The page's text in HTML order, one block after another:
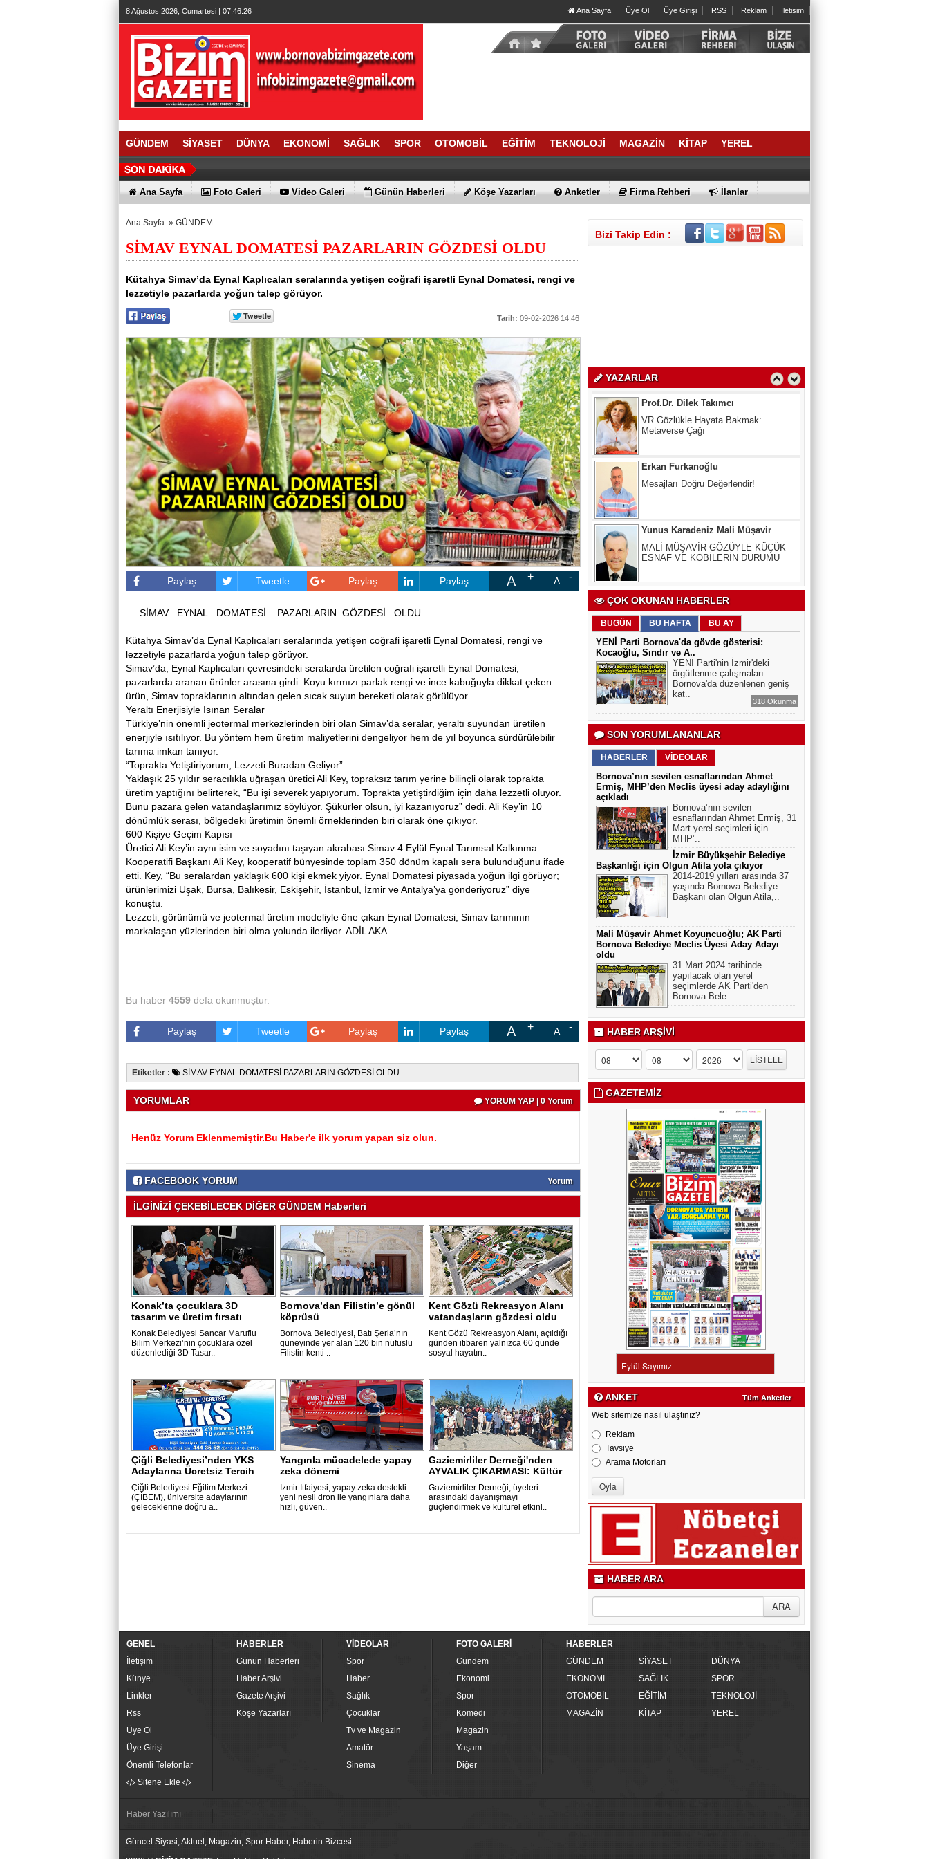
8 Ağustos 2026, Cumartesi | 07:46:27 Ana Sayfa Üye Ol Üye Girişi RSS Reklam İletisim
GÜNDEM SİYASET DÜNYA EKONOMİ SAĞLIK SPOR OTOMOBİL EĞİTİM TEKNOLOJİ MAGAZİN KİTAP YEREL
Ana Sayfa Foto Galeri Video Galeri Günün Haberleri Köşe Yazarları Anketler Firma Rehberi İlanlar
Ana Sayfa » GÜNDEM
SİMAV EYNAL DOMATESİ PAZARLARIN GÖZDESİ OLDU
Kütahya Simav’da Eynal Kaplıcaları seralarında yetişen coğrafi işaretli Eynal Domatesi, rengi ve
lezzetiyle pazarlarda yoğun talep görüyor.
Tarih: 09-02-2026 14:46
Paylaş Tweetle Paylaş Paylaş A A
SİMAV EYNAL DOMATESİ PAZARLARIN GÖZDESİ OLDU
Kütahya Simav’da Eynal Kaplıcaları seralarında yetişen coğrafi işaretli Eynal Domatesi, rengi ve
lezzetiyle pazarlarda yoğun talep görüyor.
Simav’da, Eynal Kaplıcaları çevresindeki seralarda üretilen coğrafi işaretli Eynal Domatesi,
pazarlarda aranan ürünler arasına girdi. Koyu kırmızı parlak rengi ve ince kabuğuyla dikkat çeken
ürün, Simav topraklarının altından gelen sıcak suyun bereketi olarak görülüyor.
Yeraltı Enerjisiyle Isınan Seralar
Türkiye’nin önemli jeotermal merkezlerinden biri olan Simav’da seralar, yeraltı suyundan üretilen
enerjiyle ısıtılıyor. Bu yöntem hem üretim maliyetlerini dengeliyor hem de yıl boyunca sürdürülebilir
tarıma imkan tanıyor.
“Toprakta Yetiştiriyorum, Lezzeti Buradan Geliyor”
Yaklaşık 25 yıldır seracılıkla uğraşan üretici Ali Key, topraksız tarım yerine bilinçli olarak toprakta
üretim yaptığını belirterek, “Bu işi severek yapıyorum. Toprakta yetiştirdiğim için daha lezzetli oluyor.
Bunu pazara gelen vatandaşlarımız söylüyor. Şükürler olsun, iyi kazanıyoruz” dedi. Ali Key’in 10
dönümlük serası, bölgedeki üretimin önemli örneklerinden biri olarak öne çıkıyor.
600 Kişiye Geçim Kapısı
Üretici Ali Key’in aynı isim ve soyadını taşıyan akrabası Simav 4 Eylül Eynal Tarımsal Kalkınma
Kooperatifi Başkanı Ali Key, kooperatif bünyesinde toplam 350 dönüm kapalı sera bulunduğunu ifade
etti. Key, “Bu seralardan yaklaşık 600 kişi ekmek yiyor. Eynal Domatesi piyasada yoğun ilgi görüyor;
ürünlerimizi Uşak, Bursa, Balıkesir, Eskişehir, İstanbul, İzmir ve Antalya’ya gönderiyoruz” diye
konuştu.
Lezzeti, görünümü ve jeotermal üretim modeliyle öne çıkan Eynal Domatesi, Simav tarımının
markalaşan yüzlerinden biri olma yolunda ilerliyor. ADİL AKA
Bu haber 4559 defa okunmuştur.
Paylaş Tweetle Paylaş Paylaş A A
Etiketler : SİMAV EYNAL DOMATESİ PAZARLARIN GÖZDESİ OLDU
YORUMLAR YORUM YAP | 0 Yorum
Henüz Yorum Eklenmemiştir.Bu Haber'e ilk yorum yapan siz olun.
FACEBOOK YORUM Yorum
İLGİNİZİ ÇEKEBİLECEK DİĞER GÜNDEM Haberleri
Konak’ta çocuklara 3D
tasarım ve üretim fırsatı
Konak Belediyesi Sancar Maruflu
Bilim Merkezi’nin çocuklara özel
düzenlediği 3D Tasar..
Bornova’dan Filistin’e gönül
köprüsü
Bornova Belediyesi, Batı Şeria’nın
güneyinde yer alan 120 bin nüfuslu
Filistin kenti ..
Kent Gözü Rekreasyon Alanı
vatandaşların gözdesi oldu
Kent Gözü Rekreasyon Alanı, açıldığı
günden itibaren yalnızca 60 günde
sosyal hayatın..
Çiğli Belediyesi’nden YKS
Adaylarına Ücretsiz Tercih
Danışma..
Çiğli Belediyesi Eğitim Merkezi
(ÇİBEM), üniversite adaylarının
geleceklerine doğru a..
Yangınla mücadelede yapay
zeka dönemi
İzmir İtfaiyesi, yapay zeka destekli
yeni nesil dron ile yangınlara daha
hızlı, güven..
Gaziemirliler Derneği'nden
AYVALIK ÇIKARMASI: Kültür
ve Dost..
Gaziemirliler Derneği, üyeleri
arasındaki dayanışmayı
güçlendirmek ve kültürel etkinl..
Bizi Takip Edin :
YAZARLAR
Arslan Keskin
ELEKTRİKLİ SCOOTERLAR
KOLTUK SALTANATINA GELECEK?
Bornova’dan bir Halil Atila abi; geldi,
geçti…
SELAHATTİN DAVER
2021 YAZINDAN NE ÖĞRENDİK?
VR Gözlükle Hayata Bakmak:
Metaverse Çağı
Erkan Furkanoğlu
Mesajları Doğru Değerlendir!
Yunus Karadeniz Mali Müşavir
Uzm. Dr. Veli Kala
Kalbinizdeki "Sessiz" Tehlike: Kan
Arslan Keskin
ELEKTRİKLİ SCOOTERLAR
YASAKLANMALI MI? GÜVENLİK Mİ,
ÖZGÜRLÜK MÜ?
ÇOK OKUNAN HABERLER
BUGÜN BU HAFTA BU AY
YENİ Parti Bornova'da gövde gösterisi:
Kocaoğlu, Sındır ve A..
YENİ Parti'nin İzmir'deki
örgütlenme çalışmaları
Bornova'da düzenlenen geniş
kat..
318 Okunma
SON YORUMLANANLAR
HABERLER VİDEOLAR
Bornova’nın sevilen esnaflarından Ahmet
Ermiş, MHP’den Meclis üyesi aday adaylığını
açıkladı
Bornova’nın sevilen
esnaflarından Ahmet Ermiş, 31
Mart yerel seçimleri için
MHP’..
İzmir Büyükşehir Belediye
Başkanlığı için Olgun Atila yola çıkıyor
2014-2019 yılları arasında 37
yaşında Bornova Belediye
Başkanı olan Olgun Atila,..
Mali Müşavir Ahmet Koyuncuoğlu; AK Parti
Bornova Belediye Meclis Üyesi Aday Adayı
oldu
31 Mart 2024 tarihinde
yapılacak olan yerel
seçimlerde AK Parti'den
Bornova Bele..
HABER ARŞİVİ
GAZETEMİZ
ANKET Tüm Anketler
Web sitemize nasıl ulaştınız?
Reklam
Tavsiye
Arama Motorları
HABER ARA
GENEL
İletişim
Künye
Linkler
Rss
Üye Ol
Üye Girişi
Önemli Telefonlar
Sitene Ekle
HABERLER
Günün Haberleri
Haber Arşivi
Gazete Arşivi
Köşe Yazarları
VİDEOLAR
Spor
Haber
Sağlık
Çocuklar
Tv ve Magazin
Amatör
Sinema
FOTO GALERİ
Gündem
Ekonomi
Spor
Komedi
Magazin
Yaşam
Diğer
HABERLER
GÜNDEM
SİYASET
DÜNYA
EKONOMİ
SAĞLIK
SPOR
OTOMOBİL
EĞİTİM
TEKNOLOJİ
MAGAZİN
KİTAP YEREL
Haber Yazılımı
Güncel Siyasi, Aktuel, Magazin, Spor Haber, Haberin Bizcesi